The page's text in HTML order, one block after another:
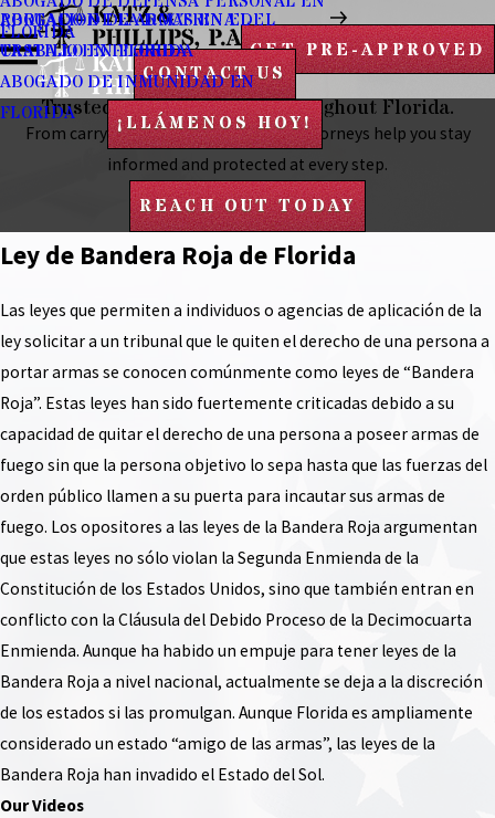
GET PRE-APPROVED
PORTACION DE ARMAS EN EL
TRABAJO EN FLORIDA
FLORIDA
ABOGADO DE LA DOCTRINA DEL
CASTILLO EN FLORIDA
ABOGADO DE INMUNIDAD EN
FLORIDA
CONTACT US
¡LLÁMENOS HOY!
Trusted By Gun Owners Throughout Florida.
From carry laws to self-defense, our attorneys help you stay
informed and protected at every step.
REACH OUT TODAY
Ley de Bandera Roja de Florida
Las leyes que permiten a individuos o agencias de aplicación de la
ley solicitar a un tribunal que le quiten el derecho de una persona a
portar armas se conocen comúnmente como leyes de “Bandera
Roja”. Estas leyes han sido fuertemente criticadas debido a su
capacidad de quitar el derecho de una persona a poseer armas de
fuego sin que la persona objetivo lo sepa hasta que las fuerzas del
orden público llamen a su puerta para incautar sus armas de
fuego. Los opositores a las leyes de la Bandera Roja argumentan
que estas leyes no sólo violan la Segunda Enmienda de la
Constitución de los Estados Unidos, sino que también entran en
conflicto con la Cláusula del Debido Proceso de la Decimocuarta
Enmienda. Aunque ha habido un empuje para tener leyes de la
Bandera Roja a nivel nacional, actualmente se deja a la discreción
de los estados si las promulgan. Aunque Florida es ampliamente
considerado un estado “amigo de las armas”, las leyes de la
Bandera Roja han invadido el Estado del Sol.
Our Videos